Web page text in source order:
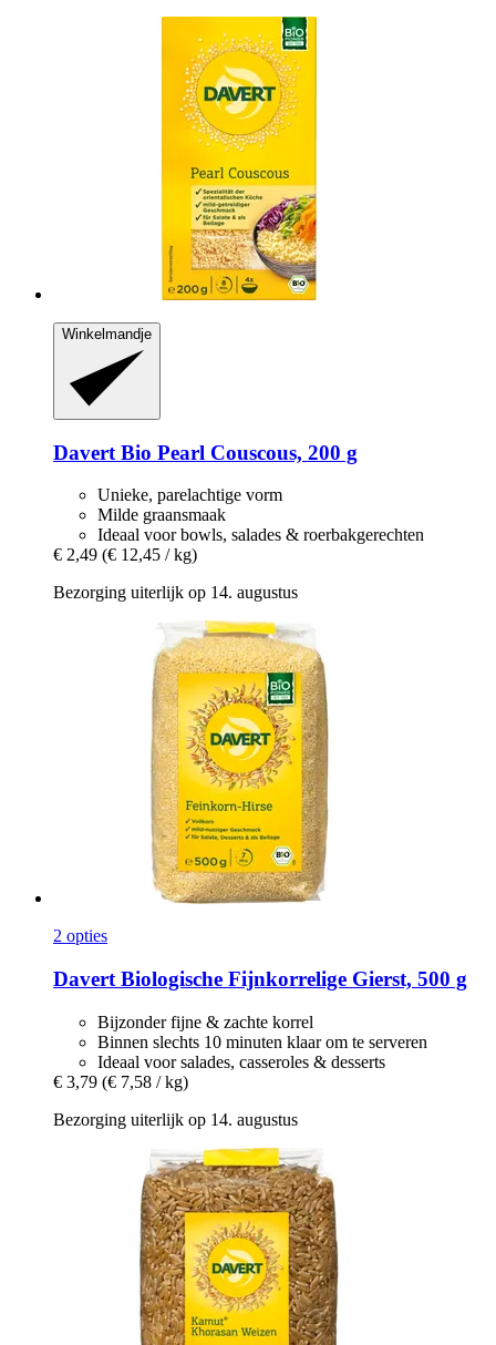
Winkelmandje
Davert Bio Pearl Couscous, 200 g
Unieke, parelachtige vorm
Milde graansmaak
Ideaal voor bowls, salades & roerbakgerechten
€ 2,49 (€ 12,45 / kg)
Bezorging uiterlijk op 14. augustus
2 opties
Davert Biologische Fijnkorrelige Gierst, 500 g
Bijzonder fijne & zachte korrel
Binnen slechts 10 minuten klaar om te serveren
Ideaal voor salades, casseroles & desserts
€ 3,79 (€ 7,58 / kg)
Bezorging uiterlijk op 14. augustus